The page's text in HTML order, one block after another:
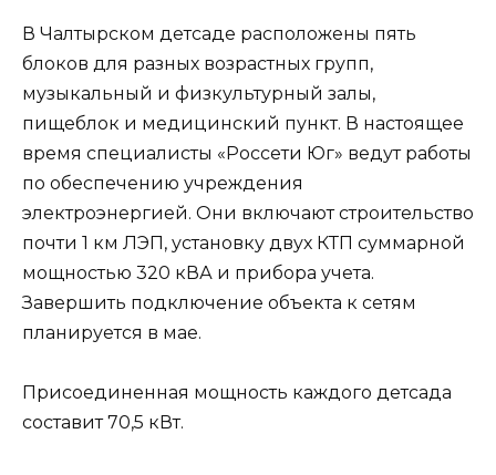
В Чалтырском детсаде расположены пять
блоков для разных возрастных групп,
музыкальный и физкультурный залы,
пищеблок и медицинский пункт. В настоящее
время специалисты «Россети Юг» ведут работы
по обеспечению учреждения
электроэнергией. Они включают строительство
почти 1 км ЛЭП, установку двух КТП суммарной
мощностью 320 кВА и прибора учета.
Завершить подключение объекта к сетям
планируется в мае.
Присоединенная мощность каждого детсада
составит 70,5 кВт.